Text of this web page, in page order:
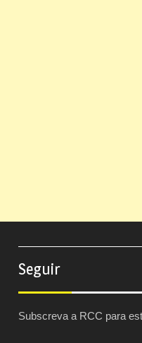
Seguir
Subscreva a RCC para